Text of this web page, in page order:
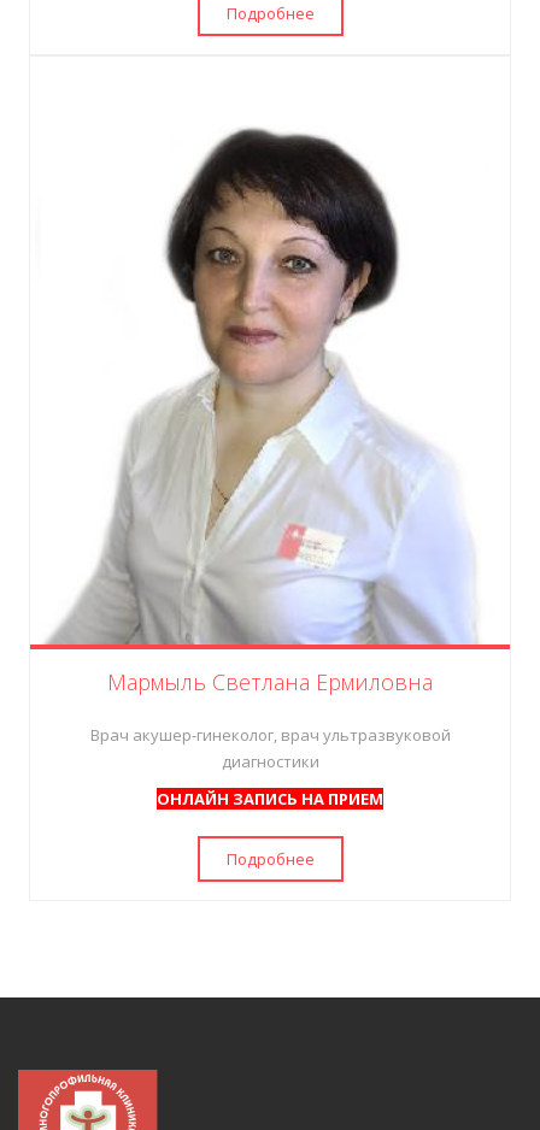
Подробнее
Мармыль Светлана Ермиловна
Врач акушер-гинеколог, врач ультразвуковой
диагностики
ОНЛАЙН ЗАПИСЬ НА ПРИЕМ
Подробнее